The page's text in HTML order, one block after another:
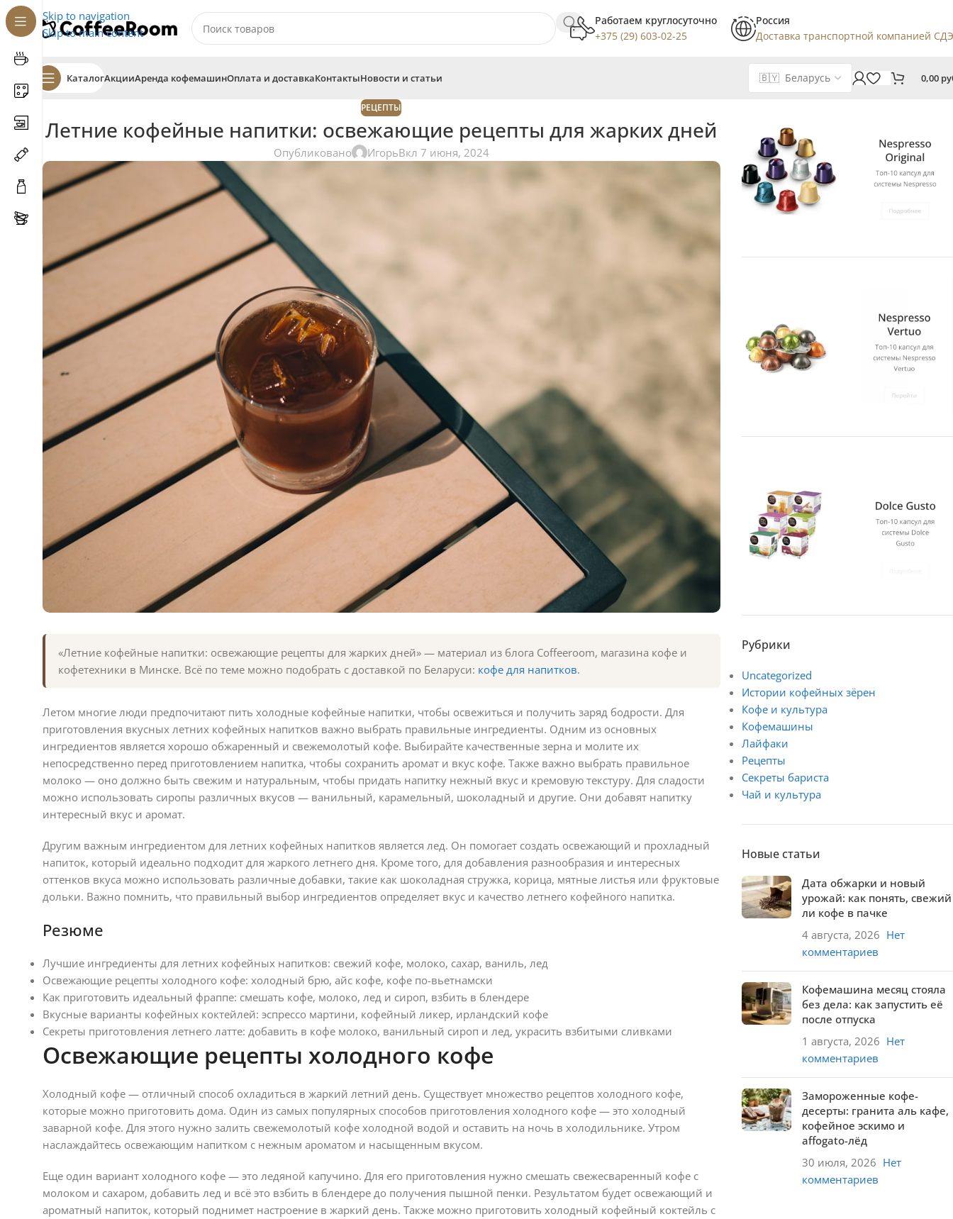
Skip to navigation
Skip to main content
Работаем круглосуточно
+375 (29) 603-02-25
Россия
Доставка транспортной компанией
КаталогАкцииАренда кофемашинОплата и доставкаКонтактыНовости и статьи 0,00
РЕЦЕПТЫ
Летние кофейные напитки: освежающие рецепты для жарких дней
Опубликовано ИгорьВкл 7 июня, 2024
«Летние кофейные напитки: освежающие рецепты для жарких дней» — материал из блога Coffeeroom, магазина кофе и
кофетехники в Минске. Всё по теме можно подобрать с доставкой по Беларуси: кофе для напитков.
Летом многие люди предпочитают пить холодные кофейные напитки, чтобы освежиться и получить заряд бодрости. Для
приготовления вкусных летних кофейных напитков важно выбрать правильные ингредиенты. Одним из основных
ингредиентов является хорошо обжаренный и свежемолотый кофе. Выбирайте качественные зерна и молите их
непосредственно перед приготовлением напитка, чтобы сохранить аромат и вкус кофе. Также важно выбрать правильное
молоко — оно должно быть свежим и натуральным, чтобы придать напитку нежный вкус и кремовую текстуру. Для сладости
можно использовать сиропы различных вкусов — ванильный, карамельный, шоколадный и другие. Они добавят напитку
интересный вкус и аромат.
Другим важным ингредиентом для летних кофейных напитков является лед. Он помогает создать освежающий и прохладный
напиток, который идеально подходит для жаркого летнего дня. Кроме того, для добавления разнообразия и интересных
оттенков вкуса можно использовать различные добавки, такие как шоколадная стружка, корица, мятные листья или фруктовые
дольки. Важно помнить, что правильный выбор ингредиентов определяет вкус и качество летнего кофейного напитка.
Резюме
Лучшие ингредиенты для летних кофейных напитков: свежий кофе, молоко, сахар, ваниль, лед
Освежающие рецепты холодного кофе: холодный брю, айс кофе, кофе по-вьетнамски
Как приготовить идеальный фраппе: смешать кофе, молоко, лед и сироп, взбить в блендере
Вкусные варианты кофейных коктейлей: эспрессо мартини, кофейный ликер, ирландский кофе
Секреты приготовления летнего латте: добавить в кофе молоко, ванильный сироп и лед, украсить взбитыми сливками
Освежающие рецепты холодного кофе
Холодный кофе — отличный способ охладиться в жаркий летний день. Существует множество рецептов холодного кофе,
которые можно приготовить дома. Один из самых популярных способов приготовления холодного кофе — это холодный
заварной кофе. Для этого нужно залить свежемолотый кофе холодной водой и оставить на ночь в холодильнике. Утром
наслаждайтесь освежающим напитком с нежным ароматом и насыщенным вкусом.
Еще один вариант холодного кофе — это ледяной капучино. Для его приготовления нужно смешать свежесваренный кофе с
молоком и сахаром, добавить лед и всё это взбить в блендере до получения пышной пенки. Результатом будет освежающий и
ароматный напиток, который поднимет настроение в жаркий день. Также можно приготовить холодный кофейный коктейль с
Рубрики
Uncategorized
Истории кофейных зёрен
Кофе и культура
Кофемашины
Лайфаки
Рецепты
Секреты бариста
Чай и культура
Новые статьи
Дата обжарки и новый
урожай: как понять, свежий
ли кофе в пачке
4 августа, 2026 Нет
комментариев
Кофемашина месяц стояла
без дела: как запустить её
после отпуска
1 августа, 2026 Нет
комментариев
Замороженные кофе-
десерты: гранита аль кафе,
кофейное эскимо и
affogato-лёд
30 июля, 2026 Нет
комментариев